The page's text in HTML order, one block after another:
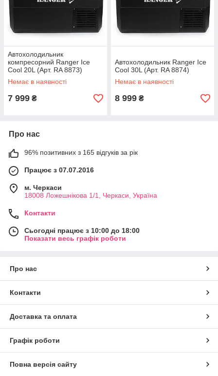
Автохолодильник
компресорний Ranger Ice
Cool 20L (Арт. RA 8873)
Немає в наявності
7 999 ₴
Автохолодильник Ranger Ice
Cool 30L (Арт. RA 8874)
Немає в наявності
8 999 ₴
Про нас
96% позитивних з 165 відгуків за рік
Працює з 07.07.2016
м. Черкаси
18008 Ложешнікова 1/1, Черкаси, Україна
Контакти
Сьогодні працює з 10:00 до 18:00
Показати весь графік роботи
Про нас
Контакти
Доставка та оплата
Графік роботи
Повна версія сайту